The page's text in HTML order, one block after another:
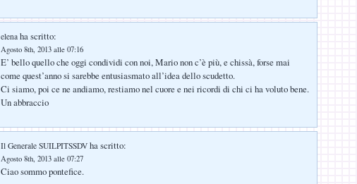
elena ha scritto:
Agosto 8th, 2013 alle 07:16
E’ bello quello che oggi condividi con noi, Mario non c’è più, e chissà, forse mai
come quest’anno si sarebbe entusiasmato all’idea dello scudetto.
Ci siamo, poi ce ne andiamo, restiamo nel cuore e nei ricordi di chi ci ha voluto bene.
Un abbraccio
Il Generale SUILPITSSDV ha scritto:
Agosto 8th, 2013 alle 07:27
Ciao sommo pontefice.